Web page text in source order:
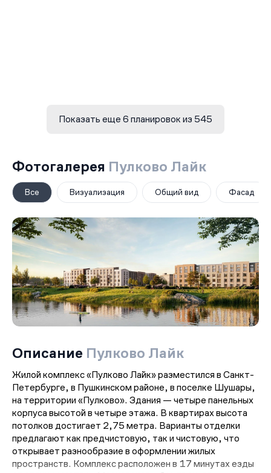
Показать еще 6 планировок из 545
Фотогалерея Пулково Лайк
Все Визуализация Общий вид Фасад
Описание Пулково Лайк
Жилой комплекс «Пулково Лайк» разместился в Санкт-
Петербурге, в Пушкинском районе, в поселке Шушары,
на территории «Пулково». Здания — четыре панельных
корпуса высотой в четыре этажа. В квартирах высота
потолков достигает 2,75 метра. Варианты отделки
предлагают как предчистовую, так и чистовую, что
открывает разнообразие в оформлении жилых
пространств. Комплекс расположен в 17 минутах езды